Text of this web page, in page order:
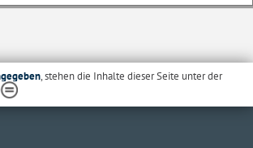
, stehen die Inhalte dieser Seite unter der